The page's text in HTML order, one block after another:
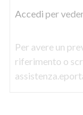
Accedi per
Per avere un
riferimento o